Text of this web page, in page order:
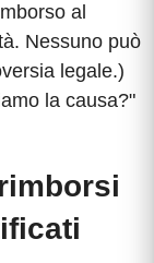
al
Nessuno può
legale.)
la causa?"